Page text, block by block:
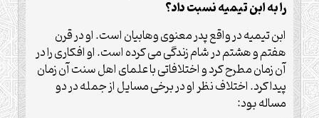
را به ابن تیمیه نسبت داد؟
ابن تیمیه در واقع پدر معنوی وهابیان است. او در قرن
هفتم و هشتم در شام زندگی می کرده است. او افکاری را در
آن زمان مطرح کرد و اختلافاتی با علمای اهل سنت آن زمان
پیدا کرد. اختلاف نظر او در برخی مسایل از جمله در دو
مساله بود: